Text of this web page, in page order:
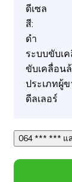
ดีเซล
สี:
ดำ
ระบบขับเ
ขับเคลื่อน
ประเภทผู้ข
ดีลเลอร์
064